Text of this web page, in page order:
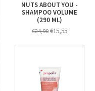
NUTS ABOUT YOU -
SHAMPOO VOLUME
(290 ML)
€24,90€15,55